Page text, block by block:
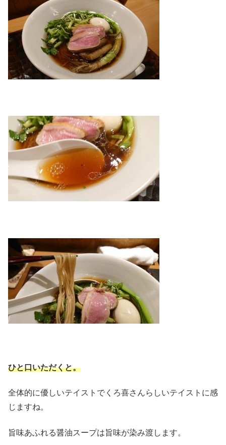
ひと口いただくと。
全体的に優しいテイストでくろ喜さんらしいテイストに感
じますね。
旨味あふれる醤油スープは旨味が染み渡します。